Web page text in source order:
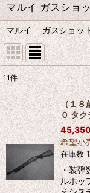
マルイ ガスショ
マルイ ガスショッ
表示数:
並び順:
11件
（１８
０ タ
希望小
在庫数
・装弾
ルホッ